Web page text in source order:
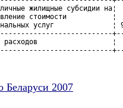
Беларуси 2007